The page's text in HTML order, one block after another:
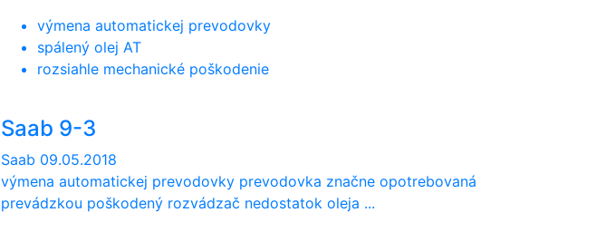
výmena automatickej prevodovky
spálený olej AT
rozsiahle mechanické poškodenie
Saab 9-3
Saab 09.05.2018
výmena automatickej prevodovky prevodovka značne opotrebovaná
prevádzkou poškodený rozvádzač nedostatok oleja ...